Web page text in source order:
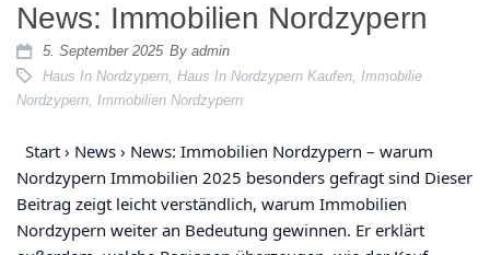
News: Immobilien Nordzypern
5. September 2025 By admin
Haus In Nordzypern Haus In Nordzypern Kaufen Immobilie
Nordzypern, Immobilien Nordzypern
Start › News › News: Immobilien Nordzypern – warum
Nordzypern Immobilien 2025 besonders gefragt sind Dieser
Beitrag zeigt leicht verständlich, warum Immobilien
Nordzypern weiter an Bedeutung gewinnen. Er erklärt